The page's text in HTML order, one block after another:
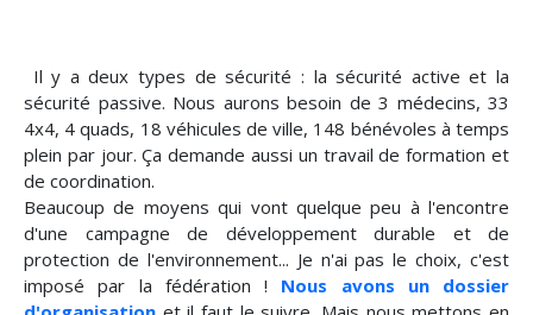
Il y a deux types de sécurité : la sécurité active et la
sécurité passive. Nous aurons besoin de 3 médecins, 33
4x4, 4 quads, 18 véhicules de ville, 148 bénévoles à temps
plein par jour. Ça demande aussi un travail de formation et
de coordination.
Beaucoup de moyens qui vont quelque peu à l'encontre
d'une campagne de développement durable et de
protection de l'environnement... Je n'ai pas le choix, c'est
imposé par la fédération ! Nous avons un dossier